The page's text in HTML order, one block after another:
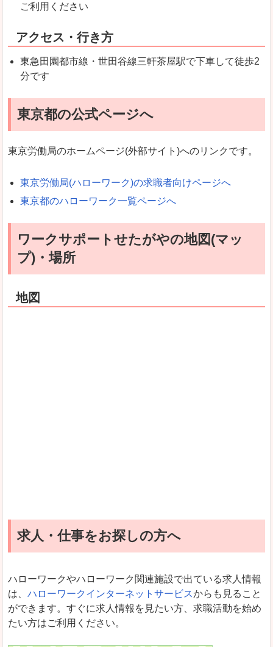
ご利用ください
アクセス・行き方
東急田園都市線・世田谷線三軒茶屋駅で下車して徒歩2
分です
東京都の公式ページへ
東京労働局のホームページ(外部サイト)へのリンクです。
東京労働局(ハローワーク)の求職者向けページへ
東京都のハローワーク一覧ページへ
ワークサポートせたがやの地図(マッ
プ)・場所
地図
求人・仕事をお探しの方へ
ハローワークやハローワーク関連施設で出ている求人情報
は、 ハローワークインターネットサービスからも見ること
ができます。すぐに求人情報を見たい方、求職活動を始め
たい方はご利用ください。